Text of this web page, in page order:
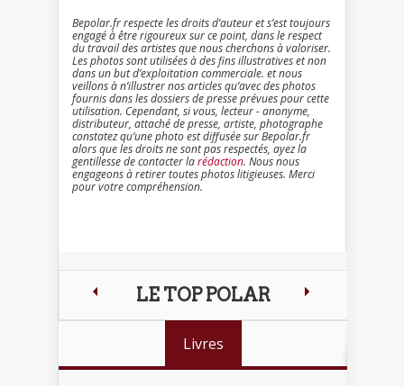
Bepolar.fr respecte les droits d’auteur et s’est toujours
engagé à être rigoureux sur ce point, dans le respect
du travail des artistes que nous cherchons à valoriser.
Les photos sont utilisées à des fins illustratives et non
dans un but d’exploitation commerciale. et nous
veillons à n’illustrer nos articles qu’avec des photos
fournis dans les dossiers de presse prévues pour cette
utilisation. Cependant, si vous, lecteur - anonyme,
distributeur, attaché de presse, artiste, photographe
constatez qu’une photo est diffusée sur Bepolar.fr
alors que les droits ne sont pas respectés, ayez la
gentillesse de contacter larédaction. Nous nous
engageons à retirer toutes photos litigieuses. Merci
pour votre compréhension.
LE TOP POLAR
Livres